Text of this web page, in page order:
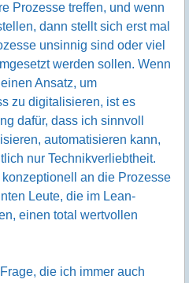
Prozesse treffen, und wenn
dann stellt sich erst mal
unsinnig sind oder viel
werden sollen. Wenn
Ansatz, um
zu digitalisieren, ist es
dafür, dass ich sinnvoll
automatisieren kann,
nur Technikverliebtheit.
an die Prozesse
Leute, die im Lean-
einen total wertvollen
die ich immer auch